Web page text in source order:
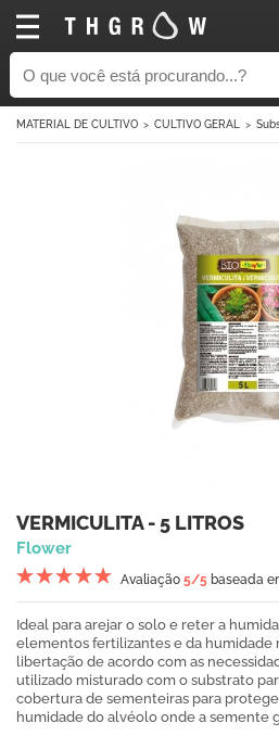
MATERIAL DE CULTIVO CULTIVO GERAL
VERMICULITA - 5 LITROS
Flower
Avaliação 5/5 baseada
Ideal para arejar o solo e reter a
elementos fertilizantes e da humidade
libertação de acordo com as
utilizado misturado com o substrato
cobertura de sementeiras para
humidade do alvéolo onde a semente